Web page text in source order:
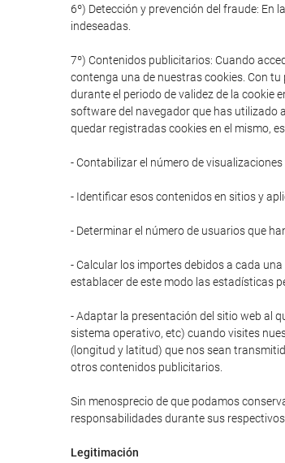
6º) Detección y prevención del fraude:
indeseadas.
7º) Contenidos publicitarios: Cuando
contenga una de nuestras cookies. Con
durante el periodo de validez de la cookie
software del navegador que has utilizado
quedar registradas cookies en el mismo,
- Contabilizar el número de
- Identificar esos contenidos en sitios y
- Determinar el número de usuarios que
- Calcular los importes debidos a cada
establacer de este modo las estadísticas
- Adaptar la presentación del sitio web al
sistema operativo, etc) cuando visites
(longitud y latitud) que nos sean
otros contenidos publicitarios.
Sin menosprecio de que podamos
responsabilidades durante sus
Legitimación